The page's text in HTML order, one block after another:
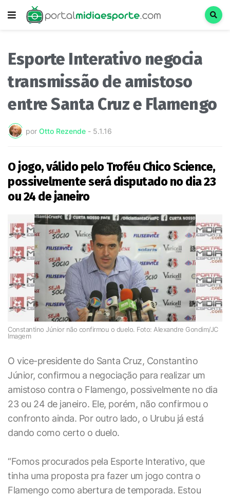
Esporte Interativo negocia
transmissão de amistoso
entre Santa Cruz e Flamengo
por Otto Rezende - 5.1.16
O jogo, válido pelo Troféu Chico Science,
possivelmente será disputado no dia 23
ou 24 de janeiro
Constantino Júnior não confirmou o duelo. Foto: Alexandre Gondim/JC
Imagem
O vice-presidente do Santa Cruz, Constantino
Júnior, confirmou a negociação para realizar um
amistoso contra o Flamengo, possivelmente no dia
23 ou 24 de janeiro. Ele, porém, não confirmou o
confronto ainda. Por outro lado, o Urubu já está
dando como certo o duelo.
“Fomos procurados pela Esporte Interativo, que
tinha uma proposta pra fazer um jogo contra o
Flamengo como abertura de temporada. Estou